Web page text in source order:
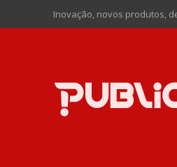
Inovação, novos produtos,